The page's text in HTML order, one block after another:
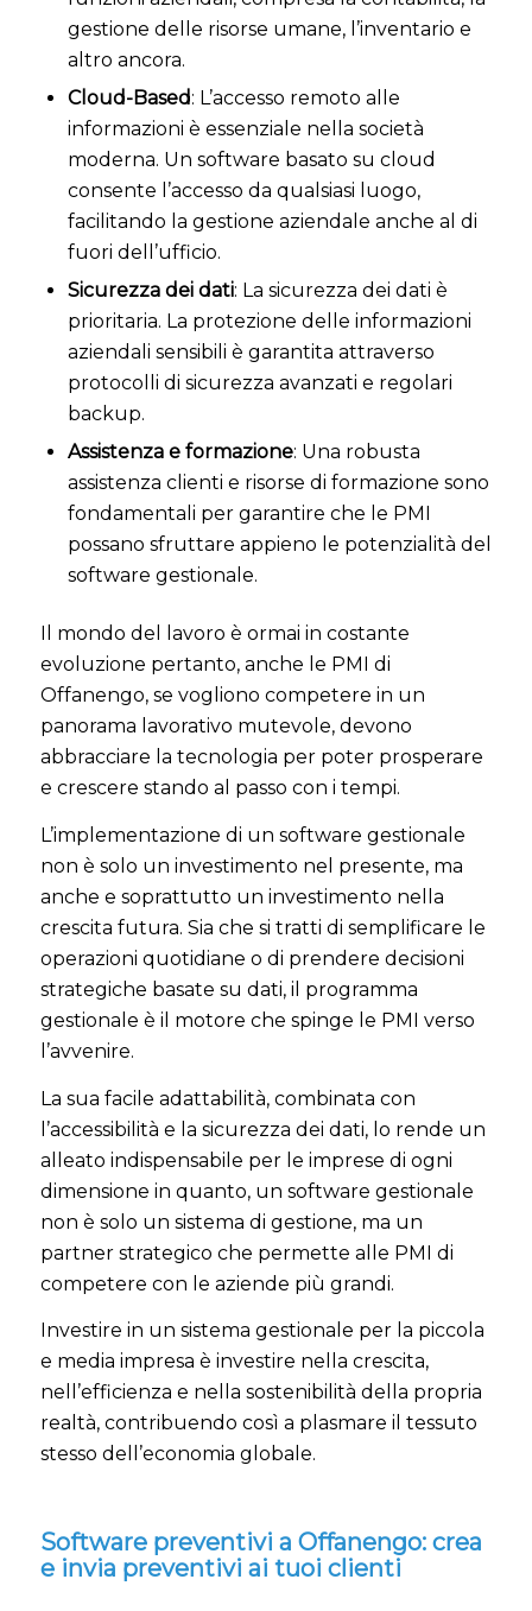
gestione delle risorse umane, l’inventario e
altro ancora.
Cloud-Based: L’accesso remoto alle
informazioni è essenziale nella società
moderna. Un software basato su cloud
consente l’accesso da qualsiasi luogo,
facilitando la gestione aziendale anche al di
fuori dell’ufficio.
Sicurezza dei dati: La sicurezza dei dati è
prioritaria. La protezione delle informazioni
aziendali sensibili è garantita attraverso
protocolli di sicurezza avanzati e regolari
backup.
Assistenza e formazione: Una robusta
assistenza clienti e risorse di formazione sono
fondamentali per garantire che le PMI
possano sfruttare appieno le potenzialità del
software gestionale.
Il mondo del lavoro è ormai in costante
evoluzione pertanto, anche le PMI di
Offanengo, se vogliono competere in un
panorama lavorativo mutevole, devono
abbracciare la tecnologia per poter prosperare
e crescere stando al passo con i tempi.
L’implementazione di un software gestionale
non è solo un investimento nel presente, ma
anche e soprattutto un investimento nella
crescita futura. Sia che si tratti di semplificare le
operazioni quotidiane o di prendere decisioni
strategiche basate su dati, il programma
gestionale è il motore che spinge le PMI verso
l’avvenire.
La sua facile adattabilità, combinata con
l’accessibilità e la sicurezza dei dati, lo rende un
alleato indispensabile per le imprese di ogni
dimensione in quanto, un software gestionale
non è solo un sistema di gestione, ma un
partner strategico che permette alle PMI di
competere con le aziende più grandi.
Investire in un sistema gestionale per la piccola
e media impresa è investire nella crescita,
nell’efficienza e nella sostenibilità della propria
realtà, contribuendo così a plasmare il tessuto
stesso dell’economia globale.
Software preventivi a Offanengo: crea
e invia preventivi ai tuoi clienti